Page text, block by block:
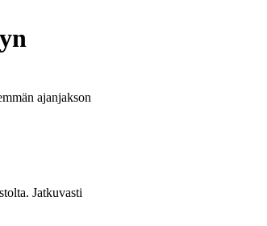
ajanjakson
Jatkuvasti